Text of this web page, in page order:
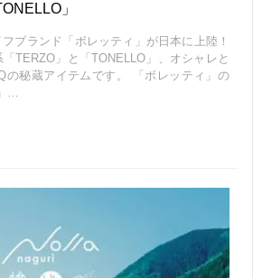
」
ブランド「ボレッティ」が日本に上陸！
TERZO」と「TONELLO」、オシャレと
の秘蔵アイテムです。 「ボレッティ」の
…